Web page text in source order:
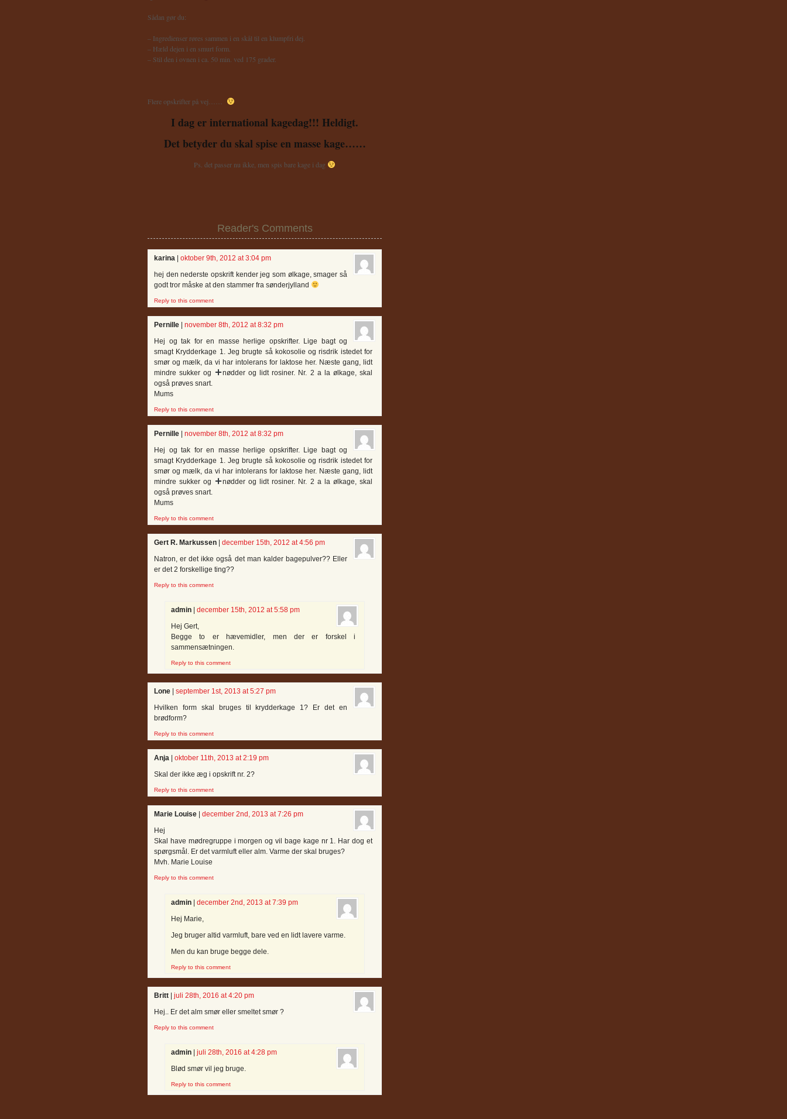
Sådan gør du:
– Ingredienser røres sammen i en skål til en klumpfri dej.
– Hæld dejen i en smurt form.
– Stil den i ovnen i ca. 50 min. ved 175 grader.
Flere opskrifter på vej……
I dag er international kagedag!!! Heldigt.
Det betyder du skal spise en masse kage……
Ps. det passer nu ikke, men spis bare kage i dag
Reader's Comments
karina | oktober 9th, 2012 at 3:04 pm
hej den nederste opskrift kender jeg som ølkage, smager så
godt tror måske at den stammer fra sønderjylland
Reply to this comment
Pernille | november 8th, 2012 at 8:32 pm
Hej og tak for en masse herlige opskrifter. Lige bagt og
smagt Krydderkage 1. Jeg brugte så kokosolie og risdrik istedet for
smør og mælk, da vi har intolerans for laktose her. Næste gang, lidt
mindre sukker og
nødder og lidt rosiner. Nr. 2 a la ølkage, skal
også prøves snart.
Mums
Reply to this comment
Pernille | november 8th, 2012 at 8:32 pm
Hej og tak for en masse herlige opskrifter. Lige bagt og
smagt Krydderkage 1. Jeg brugte så kokosolie og risdrik istedet for
smør og mælk, da vi har intolerans for laktose her. Næste gang, lidt
mindre sukker og
nødder og lidt rosiner. Nr. 2 a la ølkage, skal
også prøves snart.
Mums
Reply to this comment
Gert R. Markussen | december 15th, 2012 at 4:56 pm
Natron, er det ikke også det man kalder bagepulver?? Eller
er det 2 forskellige ting??
Reply to this comment
admin | december 15th, 2012 at 5:58 pm
Hej Gert,
Begge to er hævemidler, men der er forskel i
sammensætningen.
Reply to this comment
Lone | september 1st, 2013 at 5:27 pm
Hvilken form skal bruges til krydderkage 1? Er det en
brødform?
Reply to this comment
Anja | oktober 11th, 2013 at 2:19 pm
Skal der ikke æg i opskrift nr. 2?
Reply to this comment
Marie Louise | december 2nd, 2013 at 7:26 pm
Hej
Skal have mødregruppe i morgen og vil bage kage nr 1. Har dog et
spørgsmål. Er det varmluft eller alm. Varme der skal bruges?
Mvh. Marie Louise
Reply to this comment
admin | december 2nd, 2013 at 7:39 pm
Hej Marie,
Jeg bruger altid varmluft, bare ved en lidt lavere varme.
Men du kan bruge begge dele.
Reply to this comment
Britt | juli 28th, 2016 at 4:20 pm
Hej.. Er det alm smør eller smeltet smør ?
Reply to this comment
admin | juli 28th, 2016 at 4:28 pm
Blød smør vil jeg bruge.
Reply to this comment